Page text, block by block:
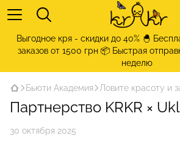
Выгодное кря - скидки до 40% 🐣
заказов от 1500 грн 📦 Быстрая
неделю
Бьюти Академия Ловите красоту и
Партнерство KRKR ×
30 октября 2025